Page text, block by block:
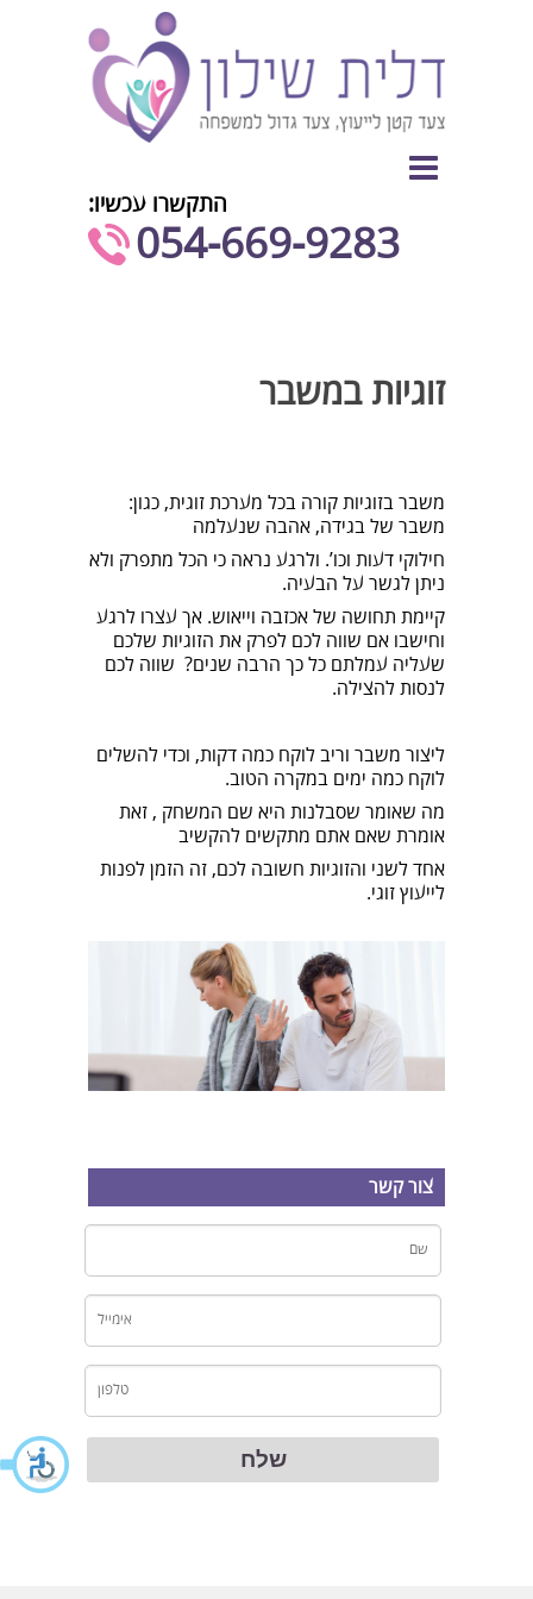
התקשרו עכשיו:
054-669-9283⁩
זוגיות במשבר
משבר בזוגיות קורה בכל מערכת זוגית, כגון:
משבר של בגידה, אהבה שנעלמה
חילוקי דעות וכו’. ולרגע נראה כי הכל מתפרק ולא
ניתן לגשר על הבעיה.
קיימת תחושה של אכזבה וייאוש. אך עצרו לרגע
וחישבו אם שווה לכם לפרק את הזוגיות שלכם
שעליה עמלתם כל כך הרבה שנים? שווה לכם
לנסות להצילה.
ליצור משבר וריב לוקח כמה דקות, וכדי להשלים
לוקח כמה ימים במקרה הטוב.
מה שאומר שסבלנות היא שם המשחק , זאת
אומרת שאם אתם מתקשים להקשיב
אחד לשני והזוגיות חשובה לכם, זה הזמן לפנות
לייעוץ זוגי.
צור קשר